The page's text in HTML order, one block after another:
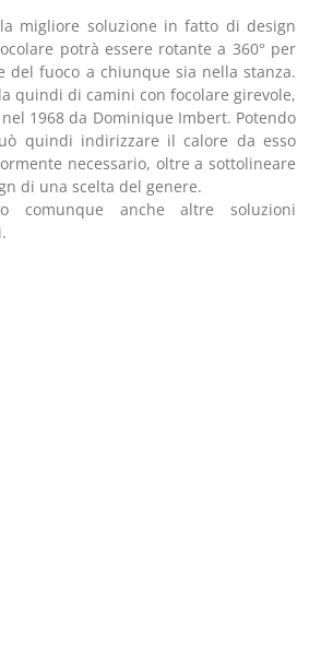
migliore soluzione in fatto di design
potrà essere rotante a 360° per
del fuoco a chiunque sia nella stanza.
quindi di camini con focolare girevole,
1968 da Dominique Imbert. Potendo
quindi indirizzare il calore da esso
necessario, oltre a sottolineare
di una scelta del genere.
comunque anche altre soluzioni